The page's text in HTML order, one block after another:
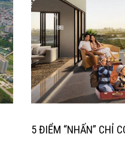
5 ĐIỂM “NHẤN” CHỈ